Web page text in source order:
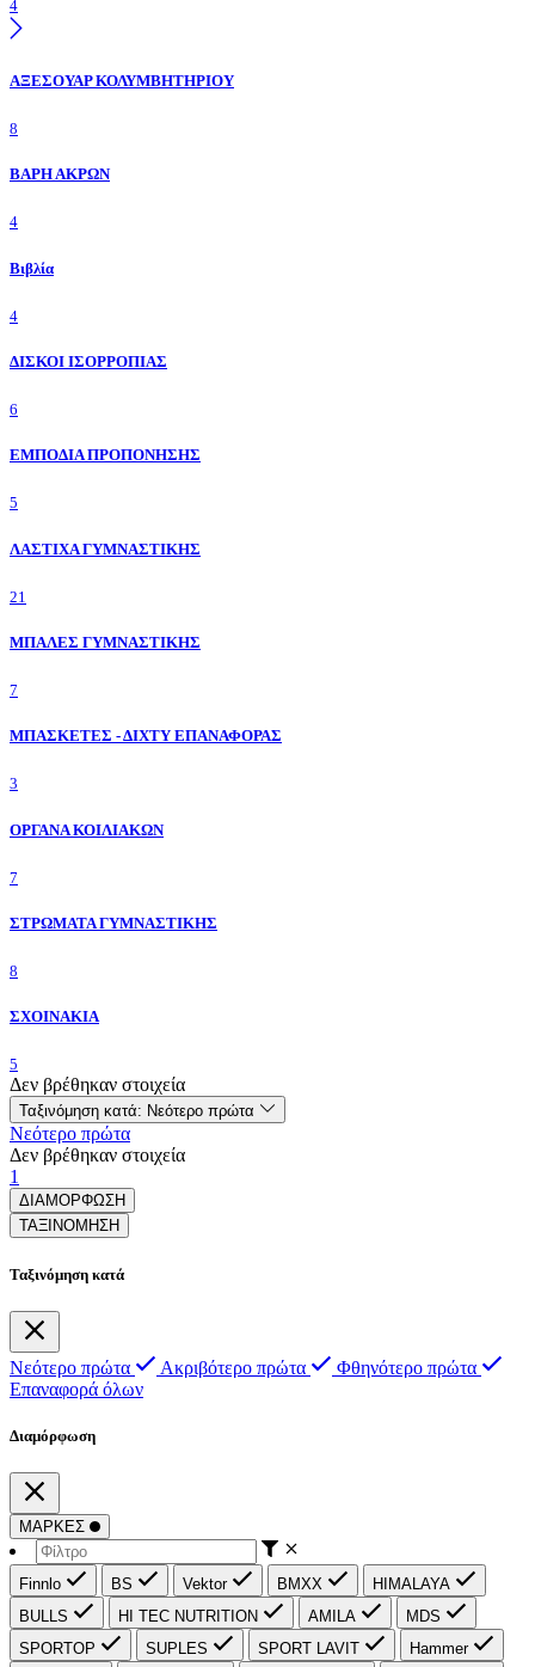
4
ΑΞΕΣΟΥΑΡ ΚΟΛΥΜΒΗΤΗΡΙΟΥ
8
ΒΑΡΗ ΑΚΡΩΝ
4
Βιβλία
4
ΔΙΣΚΟΙ ΙΣΟΡΡΟΠΙΑΣ
6
ΕΜΠΟΔΙΑ ΠΡΟΠΟΝΗΣΗΣ
5
ΛΑΣΤΙΧΑ ΓΥΜΝΑΣΤΙΚΗΣ
21
ΜΠΑΛΕΣ ΓΥΜΝΑΣΤΙΚΗΣ
7
ΜΠΑΣΚΕΤΕΣ - ΔΙΧΤΥ ΕΠΑΝΑΦΟΡΑΣ
3
ΟΡΓΑΝΑ ΚΟΙΛΙΑΚΩΝ
7
ΣΤΡΩΜΑΤΑ ΓΥΜΝΑΣΤΙΚΗΣ
8
ΣΧΟΙΝΑΚΙΑ
5
Δεν βρέθηκαν στοιχεία
Ταξινόμηση κατά: Νεότερο πρώτα
Νεότερο πρώτα
Δεν βρέθηκαν στοιχεία
1
ΔΙΑΜΟΡΦΩΣΗ
ΤΑΞΙΝΟΜΗΣΗ
Ταξινόμηση κατά
Νεότερο πρώτα Ακριβότερο πρώτα
Φθηνότερο πρώτα
Επαναφορά όλων
Διαμόρφωση
ΜΑΡΚΕΣ
Finnlo BS Vektor BMXX
HIMALAYA
BULLS
HI TEC NUTRITION AMILA
MDS
SPORTOP
SUPLES SPORT LAVIT Hammer